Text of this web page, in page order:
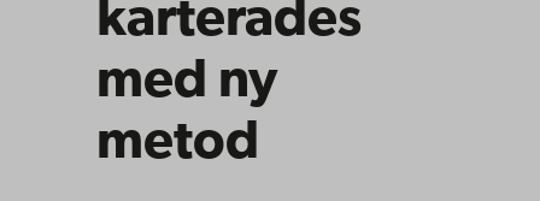
karterades
med ny
metod